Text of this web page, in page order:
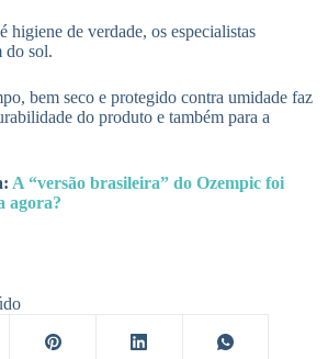
higiene de verdade, os especialistas
do sol.
bem seco e protegido contra umidade faz
do produto e também para a
A “versão brasileira” do Ozempic foi
agora?